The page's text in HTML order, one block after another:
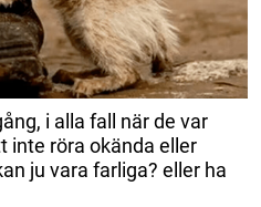
i alla fall när de var
inte röra okända eller
ju vara farliga? eller ha